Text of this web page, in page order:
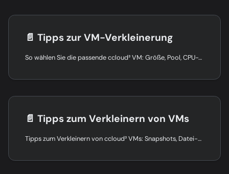
📄️ Tipps zur VM-Verkleinerung
So wählen Sie die passende ccloud³ VM: Größe, Pool, CPU-Typ und GPU für performante Workloads, KI, Grafik und skalierbare Anwendungen.
📄️ Tipps zum Verkleinern von VMs
Tipps zum Verkleinern von ccloud³ VMs: Snapshots, Datei-Migration, DNS-Anpassung und Einsatz von Reserved IPs.